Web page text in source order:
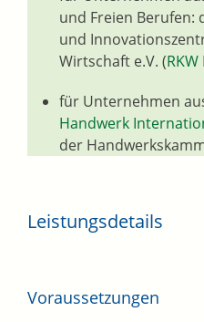
und Freien Berufen:
und
Wirtschaft e.V. (
für Unternehmen
Handwerk
der
Leistungsdetails
Voraussetzungen